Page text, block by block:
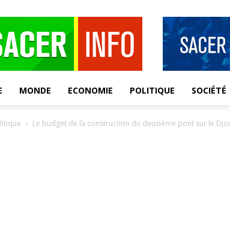
MONDE ECONOMIE POLITIQUE SOCIÉTÉ
Le budget de la construction du deuxième pont sur le